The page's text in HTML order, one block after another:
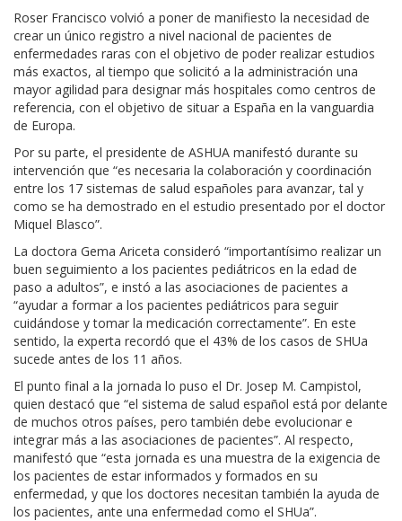
Roser Francisco volvió a poner de manifiesto la necesidad de
crear un único registro a nivel nacional de pacientes de
enfermedades raras con el objetivo de poder realizar estudios
más exactos, al tiempo que solicitó a la administración una
mayor agilidad para designar más hospitales como centros de
referencia, con el objetivo de situar a España en la vanguardia
de Europa.
Por su parte, el presidente de ASHUA manifestó durante su
intervención que “es necesaria la colaboración y coordinación
entre los 17 sistemas de salud españoles para avanzar, tal y
como se ha demostrado en el estudio presentado por el doctor
Miquel Blasco”.
La doctora Gema Ariceta consideró “importantísimo realizar un
buen seguimiento a los pacientes pediátricos en la edad de
paso a adultos”, e instó a las asociaciones de pacientes a
“ayudar a formar a los pacientes pediátricos para seguir
cuidándose y tomar la medicación correctamente”. En este
sentido, la experta recordó que el 43% de los casos de SHUa
sucede antes de los 11 años.
El punto final a la jornada lo puso el Dr. Josep M. Campistol,
quien destacó que “el sistema de salud español está por delante
de muchos otros países, pero también debe evolucionar e
integrar más a las asociaciones de pacientes”. Al respecto,
manifestó que “esta jornada es una muestra de la exigencia de
los pacientes de estar informados y formados en su
enfermedad, y que los doctores necesitan también la ayuda de
los pacientes, ante una enfermedad como el SHUa”.